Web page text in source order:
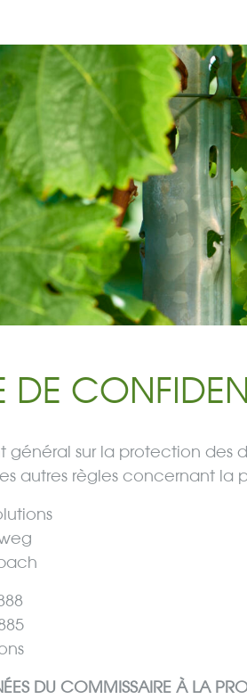
DE
général sur la protection des
autres règles concernant
DU COMMISSAIRE À LA